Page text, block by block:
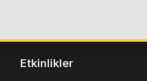
Etkinlikler